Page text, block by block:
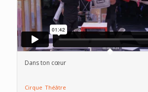
Dans ton cœur
Cirque Théâtre